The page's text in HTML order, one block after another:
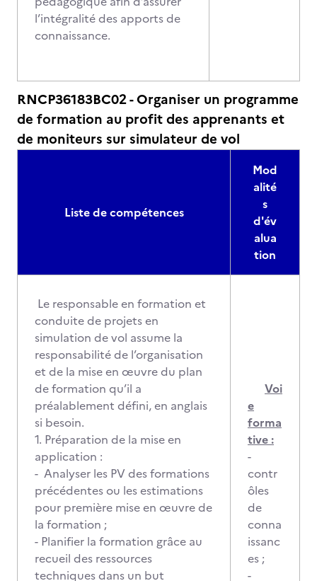
l’intégralité des apports de
connaissance.
RNCP36183BC02 - Organiser un programme
de formation au profit des apprenants et
de moniteurs sur simulateur de vol
Liste de compétences
Mod
alité
s
d'év
alua
tion
Le responsable en formation et
conduite de projets en
simulation de vol assume la
responsabilité de l’organisation
et de la mise en œuvre du plan
de formation qu’il a
préalablement défini, en anglais
si besoin.
1. Préparation de la mise en
application :
- Analyser les PV des formations
précédentes ou les estimations
pour première mise en œuvre de
la formation ;
- Planifier la formation grâce au
recueil des ressources
techniques dans un but
Voi
e
forma
tive :
-
contr
ôles
de
conna
issanc
es ;
-